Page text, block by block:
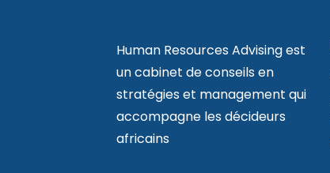
Human Resources Advising est
un cabinet de conseils en
stratégies et management qui
accompagne les décideurs
africains